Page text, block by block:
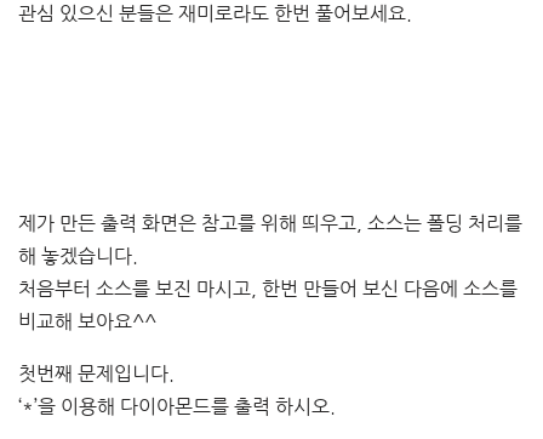
관심 있으신 분들은 재미로라도 한번 풀어보세요.
제가 만든 출력 화면은 참고를 위해 띄우고, 소스는 폴딩 처리를
해 놓겠습니다.
처음부터 소스를 보진 마시고, 한번 만들어 보신 다음에 소스를
비교해 보아요^^
첫번째 문제입니다.
‘*’을 이용해 다이아몬드를 출력 하시오.